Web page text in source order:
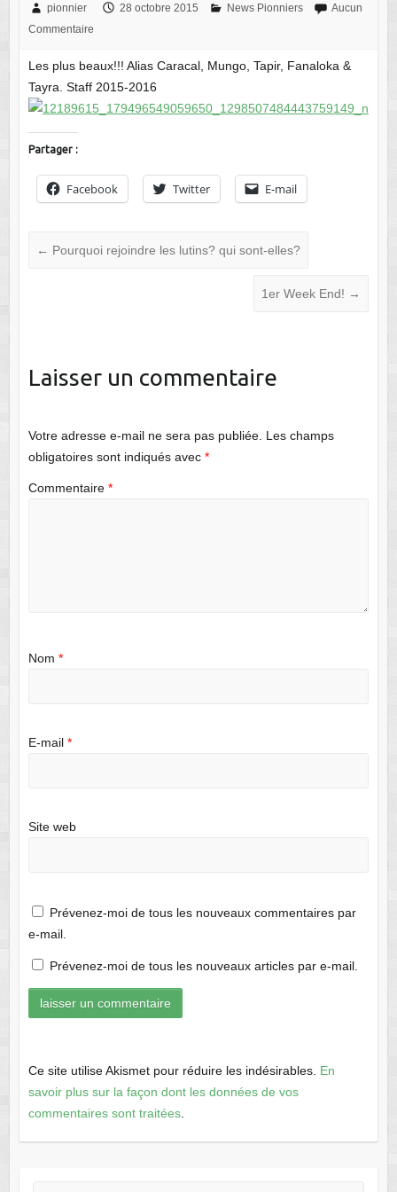
pionnier 28 octobre 2015 News Pionniers
Aucun
Commentaire
Les plus beaux!!! Alias Caracal, Mungo, Tapir, Fanaloka &
Tayra. Staff 2015-2016
Partager :
Facebook Twitter E-mail
← Pourquoi rejoindre les lutins? qui sont-elles?
1er Week End! →
Laisser un commentaire
Votre adresse e-mail ne sera pas publiée. Les champs
obligatoires sont indiqués avec *
Commentaire *
Nom *
E-mail *
Site web
Prévenez-moi de tous les nouveaux commentaires par
e-mail.
Prévenez-moi de tous les nouveaux articles par e-mail.
Ce site utilise Akismet pour réduire les indésirables. En
savoir plus sur la façon dont les données de vos
commentaires sont traitées.